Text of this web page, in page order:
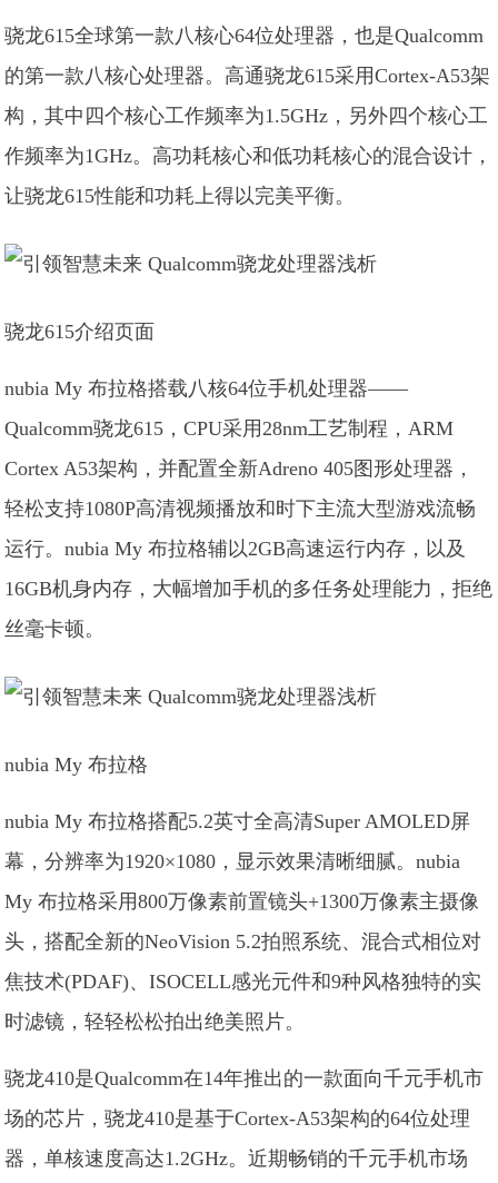
骁龙615全球第一款八核心64位处理器，也是Qualcomm
的第一款八核心处理器。高通骁龙615采用Cortex-A53架
构，其中四个核心工作频率为1.5GHz，另外四个核心工
作频率为1GHz。高功耗核心和低功耗核心的混合设计，
让骁龙615性能和功耗上得以完美平衡。
骁龙615介绍页面
nubia My 布拉格搭载八核64位手机处理器——
Qualcomm骁龙615，CPU采用28nm工艺制程，ARM
Cortex A53架构，并配置全新Adreno 405图形处理器，
轻松支持1080P高清视频播放和时下主流大型游戏流畅
运行。nubia My 布拉格辅以2GB高速运行内存，以及
16GB机身内存，大幅增加手机的多任务处理能力，拒绝
丝毫卡顿。
nubia My 布拉格
nubia My 布拉格搭配5.2英寸全高清Super AMOLED屏
幕，分辨率为1920×1080，显示效果清晰细腻。nubia
My 布拉格采用800万像素前置镜头+1300万像素主摄像
头，搭配全新的NeoVision 5.2拍照系统、混合式相位对
焦技术(PDAF)、ISOCELL感光元件和9种风格独特的实
时滤镜，轻轻松松拍出绝美照片。
骁龙410是Qualcomm在14年推出的一款面向千元手机市
场的芯片，骁龙410是基于Cortex-A53架构的64位处理
器，单核速度高达1.2GHz。近期畅销的千元手机市场